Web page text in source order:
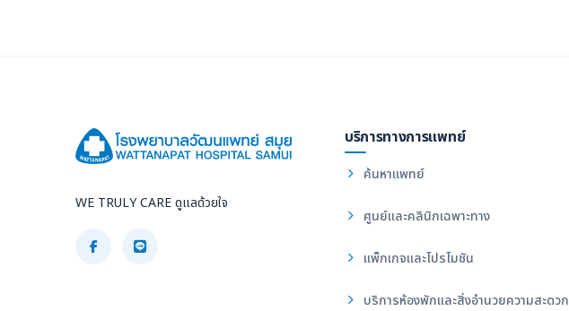
WE TRULY CARE ดูแลด้วยใจ
บริการทางการแพทย์
ค้นหาแพทย์
ศูนย์และคลินิกเฉพาะทาง
แพ็กเกจและโปรโมชัน
บริการห้องพักและสิ่งอำนวยความสะดวก